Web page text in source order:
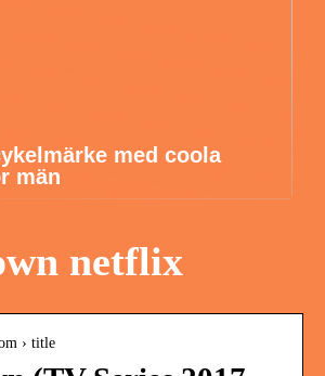
med coola
män
netflix
› title